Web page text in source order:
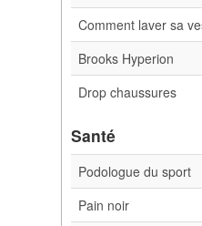
Comment laver sa
Brooks Hyperion
Drop chaussures
Santé
Podologue du sport
Pain noir